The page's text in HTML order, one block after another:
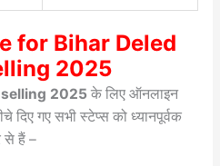
for Bihar Deled
2025
2025 के लिए ऑनलाइन
गए सभी स्टेप्स को ध्यानपूर्वक
से हैं –